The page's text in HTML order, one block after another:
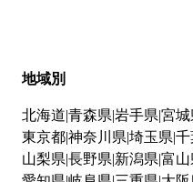
地域別
北海道 青森県 岩手県 宮城
東京都神奈川県 埼玉県 千
山梨県 長野県 新潟県 富山